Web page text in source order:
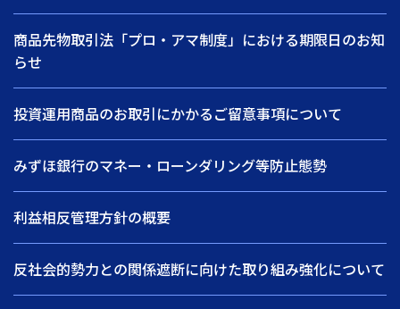
商品先物取引法「プロ・アマ制度」における期限日のお知
らせ
投資運用商品のお取引にかかるご留意事項について
みずほ銀行のマネー・ローンダリング等防止態勢
利益相反管理方針の概要
反社会的勢力との関係遮断に向けた取り組み強化について